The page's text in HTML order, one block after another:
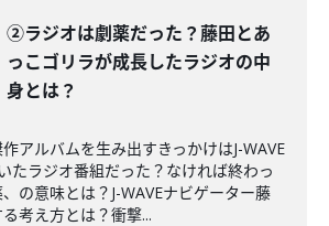
②ラジオは劇薬だった？藤田とあ
っこゴリラが成長したラジオの中
身とは？
アルバムを生み出すきっかけはJ-WAVE
たラジオ番組だった？なければ終わっ
の意味とは？J-WAVEナビゲーター藤
考え方とは？衝撃...